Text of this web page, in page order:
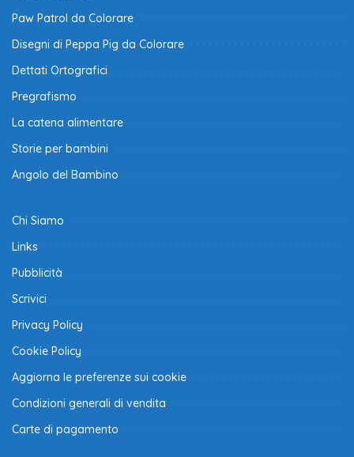
Paw Patrol da Colorare
Disegni di Peppa Pig da Colorare
Dettati Ortografici
Pregrafismo
La catena alimentare
Storie per bambini
Angolo del Bambino
Chi Siamo
Links
Pubblicità
Scrivici
Privacy Policy
Cookie Policy
Aggiorna le preferenze sui cookie
Condizioni generali di vendita
Carte di pagamento